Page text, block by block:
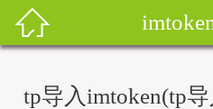

tp导入imtoken(tp